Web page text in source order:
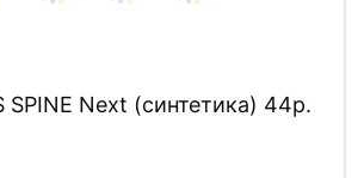
SPINE Next (синтетика) 44р.